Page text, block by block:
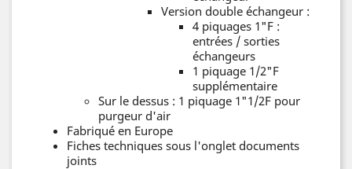
Version double échangeur :
4 piquages 1"F :
entrées / sorties
échangeurs
1 piquage 1/2"F
supplémentaire
Sur le dessus : 1 piquage 1"1/2F pour
purgeur d'air
Fabriqué en Europe
Fiches techniques sous l'onglet documents
joints